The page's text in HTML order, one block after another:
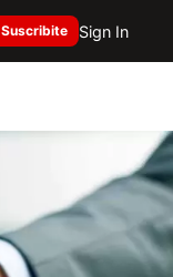
Suscribite Sign In